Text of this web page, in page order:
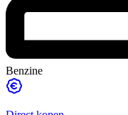
Benzine